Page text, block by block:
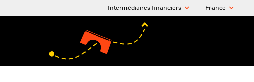
Intermédiaires financiers France